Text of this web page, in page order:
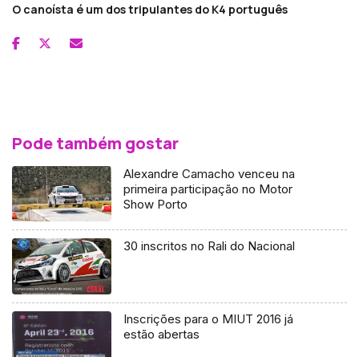
O canoísta é um dos tripulantes do K4 português
Pode também gostar
Alexandre Camacho venceu na
primeira participação no Motor
Show Porto
30 inscritos no Rali do Nacional
Inscrições para o MIUT 2016 já
estão abertas